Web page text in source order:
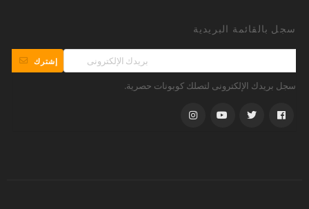
سجل بالقائمة البريدية
إشترك
سجل بريدك الإلكترونى لتصلك كوبونات حصرية.